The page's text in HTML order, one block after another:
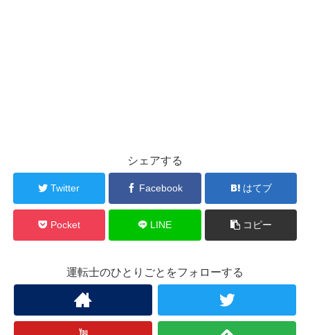
シェアする
Twitter Facebook はてブ
Pocket LINE コピー
運転士のひとりごとをフォローする